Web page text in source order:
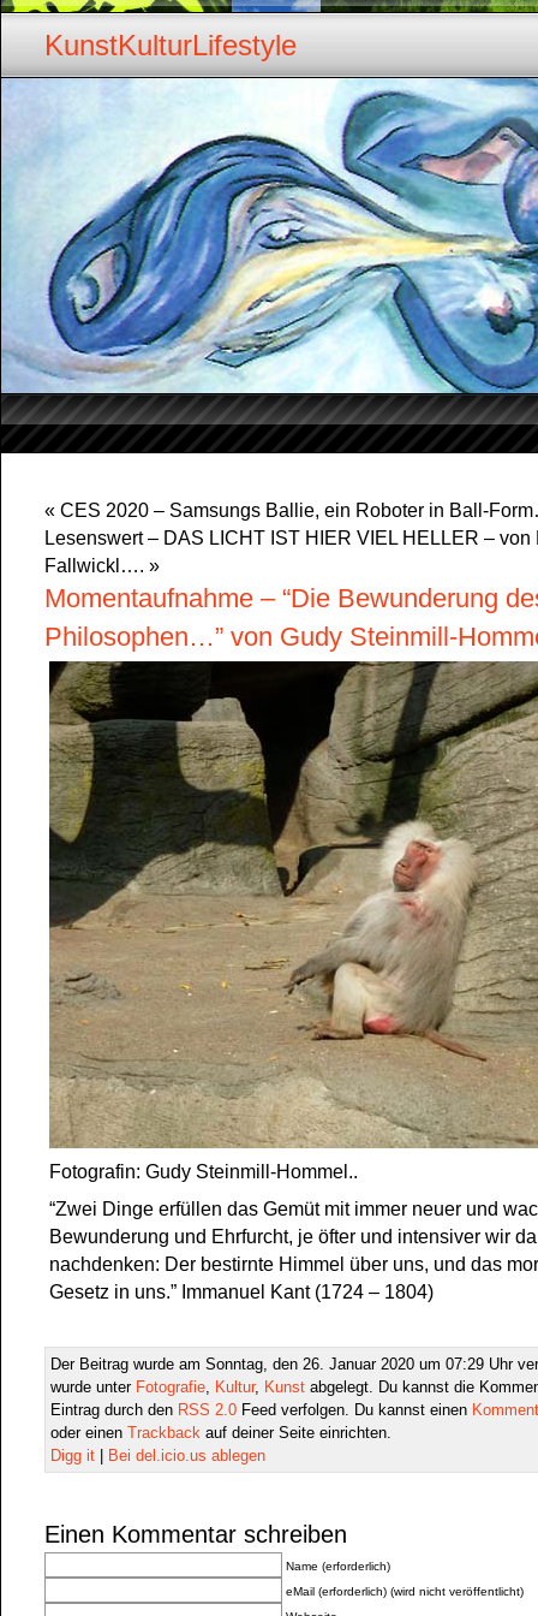
KunstKulturLifestyle
« CES 2020 – Samsungs Ballie, ein Roboter in Ball-
Lesenswert – DAS LICHT IST HIER VIEL HELLER – von
Fallwickl…. »
Momentaufnahme – “Die Bewunderung
Philosophen…” von Gudy Steinmill-
Fotografin: Gudy Steinmill-Hommel..
“Zwei Dinge erfüllen das Gemüt mit immer neuer und
Bewunderung und Ehrfurcht, je öfter und intensiver wir
nachdenken: Der bestirnte Himmel über uns, und das
Gesetz in uns.” Immanuel Kant (1724 – 1804)
Der Beitrag wurde am Sonntag, den 26. Januar 2020 um 07:29 Uhr
wurde unter Fotografie, Kultur, Kunst abgelegt. Du kannst die
Eintrag durch den RSS 2.0 Feed verfolgen. Du kannst einen
oder einen Trackback auf deiner Seite einrichten.
Digg it
Bei del.icio.us ablegen
Einen Kommentar schreiben
Name (erforderlich)
eMail (erforderlich) (wird nicht veröffentlicht)